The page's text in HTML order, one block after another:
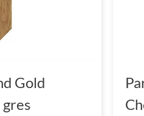
- wybierz
to propozycja dla
Wybierz płytki Trueland
do sklepu
Gold